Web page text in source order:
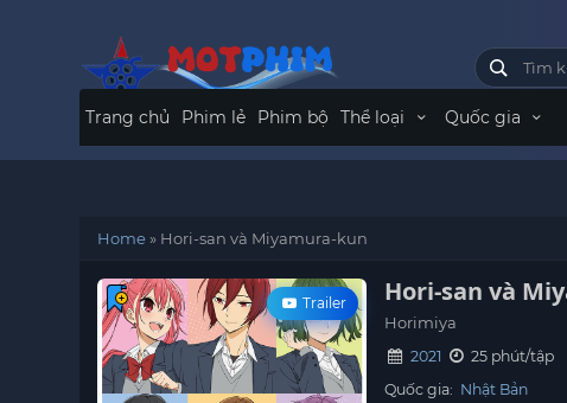
Trang chủ Phim lẻ Phim bộ Thể loại Quốc gia
Home» Hori-san và Miyamura-kun
Trailer Hori-san và
Horimiya
2021
25 phút/tập
Quốc gia: Nhật Bản